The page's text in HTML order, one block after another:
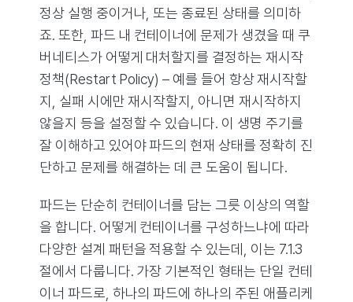
정상 실행 중이거나, 또는 종료된 상태를 의미하
죠. 또한, 파드 내 컨테이너에 문제가 생겼을 때 쿠
버네티스가 어떻게 대처할지를 결정하는 재시작
정책(Restart Policy) – 예를 들어 항상 재시작할
지, 실패 시에만 재시작할지, 아니면 재시작하지
않을지 등을 설정할 수 있습니다. 이 생명 주기를
잘 이해하고 있어야 파드의 현재 상태를 정확히 진
단하고 문제를 해결하는 데 큰 도움이 됩니다.
파드는 단순히 컨테이너를 담는 그릇 이상의 역할
을 합니다. 어떻게 컨테이너를 구성하느냐에 따라
다양한 설계 패턴을 적용할 수 있는데, 이는 7.1.3
절에서 다룹니다. 가장 기본적인 형태는 단일 컨테
이너 파드로, 하나의 파드에 하나의 주된 애플리케